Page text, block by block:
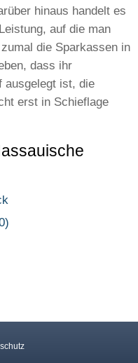
hinaus handelt es
auf die man
die Sparkassen in
dass ihr
ausgelegt ist, die
erst in Schieflage